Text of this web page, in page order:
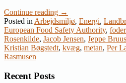
Continue reading →
Posted in Arbejdsmiljø, Energi,
European Food Safety Authority,
Rosenkilde, Jacob Jensen, Jeppe Bruus
Kristian Bøgstedt, kvæg, metan, Per
Rasmusen
Recent Posts